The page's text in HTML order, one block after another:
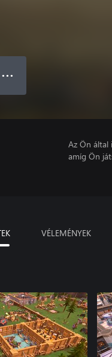
● ● ●
Az Ön által
amíg Ön
VÉLEMÉNYEK